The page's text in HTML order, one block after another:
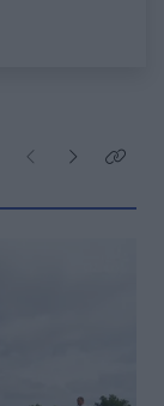
Poprzednie
NastępneKliknij